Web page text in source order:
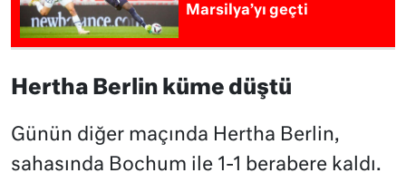
Marsilya’yı geçti
Hertha Berlin küme düştü
Günün diğer maçında Hertha Berlin,
sahasında Bochum ile 1-1 berabere kaldı.